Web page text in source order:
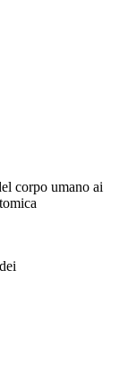
corpo umano ai